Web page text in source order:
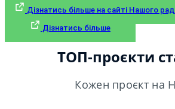
Дізнатись більше на сайті Нашого
Дізнатись більше
ТОП-проєкти
Кожен проєкт на